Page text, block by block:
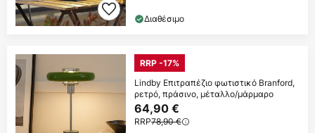
Διαθέσιμο
RRP -17%
Lindby Επιτραπέζιο φωτιστικό Branford,
ρετρό, πράσινο, μέταλλο/μάρμαρο
64,90 €
RRP78,90 €